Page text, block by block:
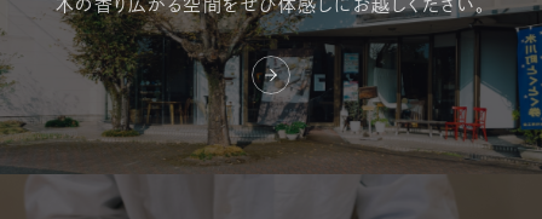
木の香り広がる空間をぜひ体感しにお越しください。